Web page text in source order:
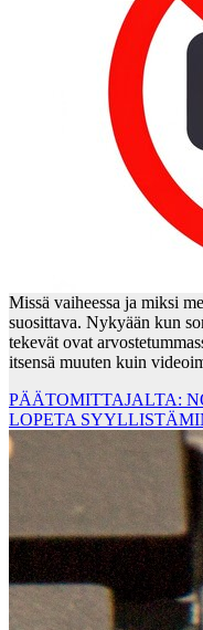
Missä vaiheessa ja miksi
suosittava. Nykyään kun
tekevät ovat
itsensä muuten kuin
PÄÄTOMITTAJALTA:
LOPETA